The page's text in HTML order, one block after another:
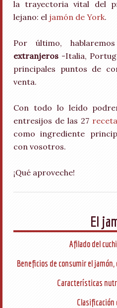
la trayectoria vital del
lejano: el jamón de York.
Por último,
extranjeros-Italia,
principales puntos de
venta.
Con todo lo leído
entresijos de las 27
como ingrediente
con vosotros.
¡Qué aproveche!
El
Afilado del
Beneficios de consumir el
Características
Clasificación